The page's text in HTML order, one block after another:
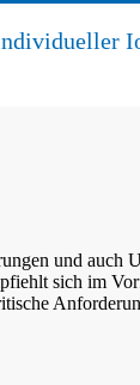
und
sich im